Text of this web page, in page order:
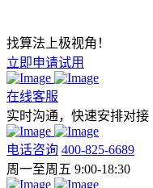
找算法上极视角！
立即申请试用
在线客服
实时沟通，快速安排对接
电话咨询 400-825-6689
周一至周五 9:00-18:30